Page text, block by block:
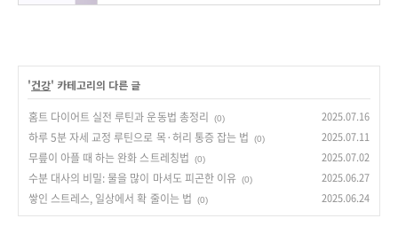
'건강' 카테고리의 다른 글
홈트 다이어트 실전 루틴과 운동법 총정리 (0) 2025.07.16
하루 5분 자세 교정 루틴으로 목·허리 통증 잡는 법 (0) 2025.07.11
무릎이 아플 때 하는 완화 스트레칭법 (0) 2025.07.02
수분 대사의 비밀: 물을 많이 마셔도 피곤한 이유 (0) 2025.06.27
쌓인 스트레스, 일상에서 확 줄이는 법 (0) 2025.06.24